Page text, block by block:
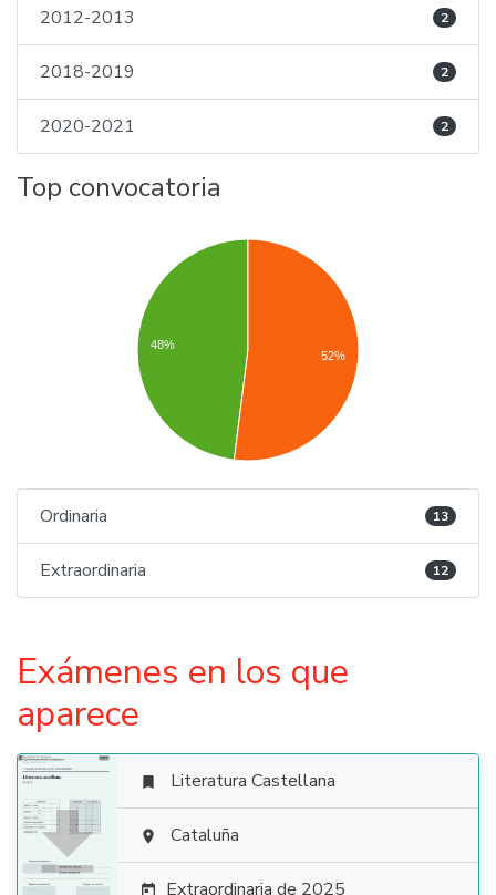
2012-2013 2
2018-2019 2
2020-2021 2
Top convocatoria
48%
52%
Ordinaria 13
Extraordinaria 12
Exámenes en los que
aparece

 Literatura Castellana
 Cataluña
 Extraordinaria de 2025